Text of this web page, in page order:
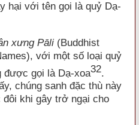
hại với tên gọi là quỷ Dạ-
xưng Pāli (Buddhist
với một số loại quỷ
được gọi là Dạ-xoa32.
chúng sanh đặc thù này
khi gây trở ngại cho